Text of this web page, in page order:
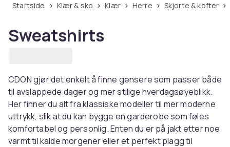
Startside Klær & sko Klær Herre Skjorte & kofter
Sweatshirts
CDON gjør det enkelt å finne gensere som passer både
til avslappede dager og mer stilige hverdagsøyeblikk.
Her finner du alt fra klassiske modeller til mer moderne
uttrykk, slik at du kan bygge en garderobe som føles
komfortabel og personlig. Enten du er på jakt etter noe
varmt til kalde morgener eller et perfekt plagg til